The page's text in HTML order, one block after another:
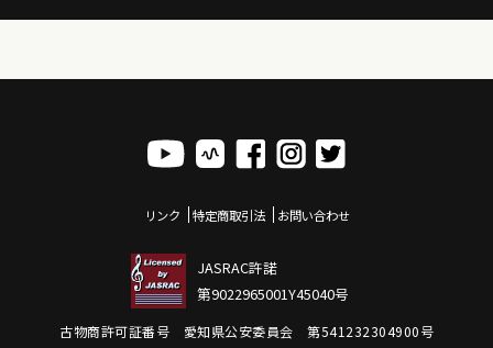
リンク 特定商取引法 お問い合わせ
JASRAC許諾
第9022965001Y45040号
古物商許可証番号 愛知県公安委員会 第541232304900号